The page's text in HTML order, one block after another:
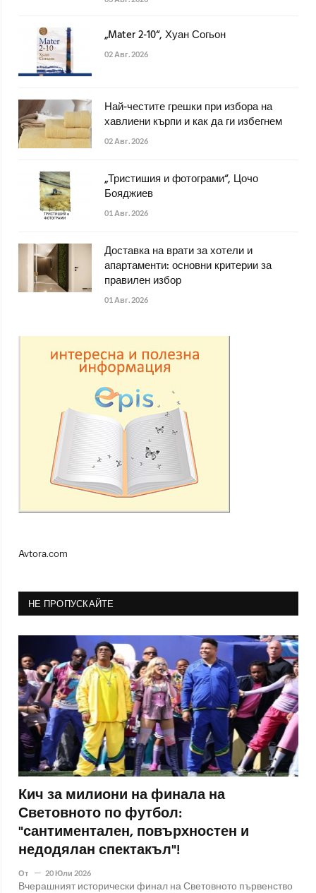
„Mater 2-10“, Хуан Согьон
02 Авг. 2026
Най-честите грешки при избора на
хавлиени кърпи и как да ги избегнем
02 Авг. 2026
„Тристишия и фотограми“, Цочо
Бояджиев
01 Авг. 2026
Доставка на врати за хотели и
апартаменти: основни критерии за
правилен избор
01 Авг. 2026
Avtora.com
НЕ ПРОПУСКАЙТЕ
Кич за милиони на финала на
Световното по футбол:
"сантиментален, повърхностен и
недодялан спектакъл"!
От 20 Юли 2026
Вчерашният исторически финал на Световното първенство